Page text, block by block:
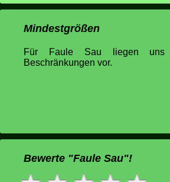
Mindestgrößen
Für Faule Sau liegen uns
Beschränkungen vor.
Bewerte "Faule Sau"!